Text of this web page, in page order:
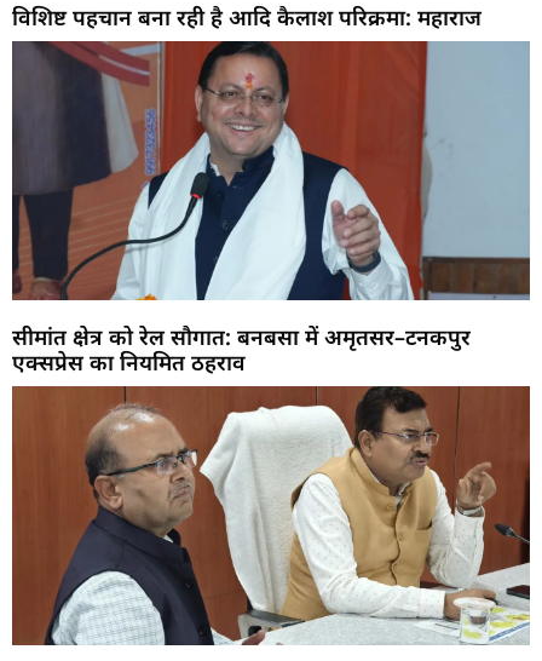
विशिष्ट पहचान बना रही है आदि कैलाश परिक्रमा: महाराज
सीमांत क्षेत्र को रेल सौगात: बनबसा में अमृतसर–टनकपुर
एक्सप्रेस का नियमित ठहराव